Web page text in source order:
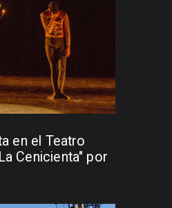
en el Teatro
Cenicienta" por